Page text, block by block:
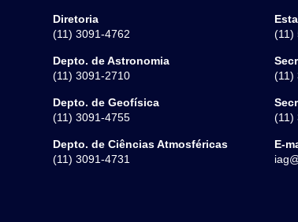
Diretoria
(11) 3091-4762
Depto. de Astronomia
(11) 3091-2710
Depto. de Geofísica
(11) 3091-4755
Depto. de Ciências Atmosféricas
(11) 3091-4731
(11)
(11)
(11)
E-